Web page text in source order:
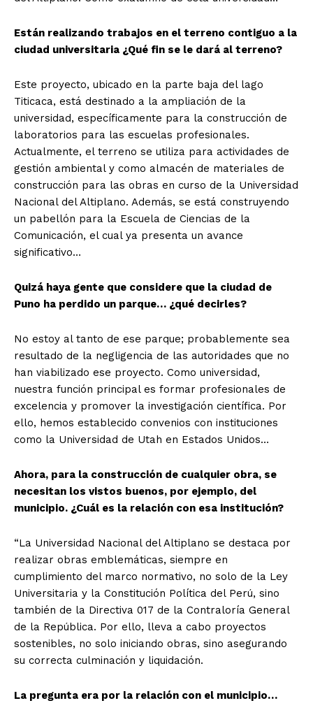
Están realizando trabajos en el terreno contiguo a la
ciudad universitaria ¿Qué fin se le dará al terreno?
Este proyecto, ubicado en la parte baja del lago
Titicaca, está destinado a la ampliación de la
universidad, específicamente para la construcción de
laboratorios para las escuelas profesionales.
Actualmente, el terreno se utiliza para actividades de
gestión ambiental y como almacén de materiales de
construcción para las obras en curso de la Universidad
Nacional del Altiplano. Además, se está construyendo
un pabellón para la Escuela de Ciencias de la
Comunicación, el cual ya presenta un avance
significativo…
Quizá haya gente que considere que la ciudad de
Puno ha perdido un parque… ¿qué decirles?
No estoy al tanto de ese parque; probablemente sea
resultado de la negligencia de las autoridades que no
han viabilizado ese proyecto. Como universidad,
nuestra función principal es formar profesionales de
excelencia y promover la investigación científica. Por
ello, hemos establecido convenios con instituciones
como la Universidad de Utah en Estados Unidos…
Ahora, para la construcción de cualquier obra, se
necesitan los vistos buenos, por ejemplo, del
municipio. ¿Cuál es la relación con esa institución?
“La Universidad Nacional del Altiplano se destaca por
realizar obras emblemáticas, siempre en
cumplimiento del marco normativo, no solo de la Ley
Universitaria y la Constitución Política del Perú, sino
también de la Directiva 017 de la Contraloría General
de la República. Por ello, lleva a cabo proyectos
sostenibles, no solo iniciando obras, sino asegurando
su correcta culminación y liquidación.
La pregunta era por la relación con el municipio…